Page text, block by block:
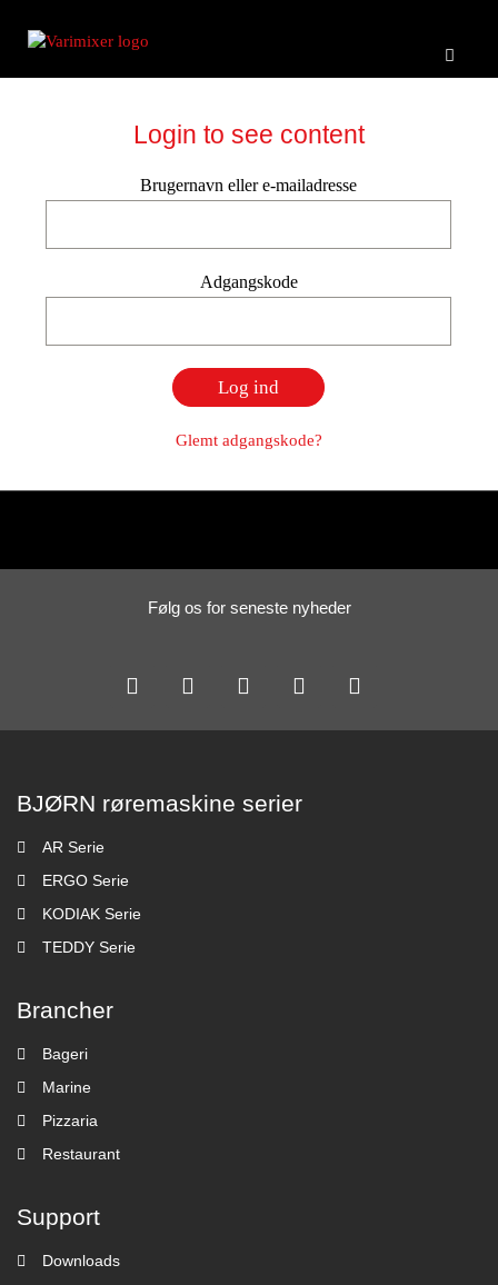
Login to see content
Brugernavn eller e-mailadresse
Adgangskode
Glemt adgangskode?
Følg os for seneste nyheder
BJØRN røremaskine serier
AR Serie
ERGO Serie
KODIAK Serie
TEDDY Serie
Brancher
Bageri
Marine
Pizzaria
Restaurant
Support
Downloads